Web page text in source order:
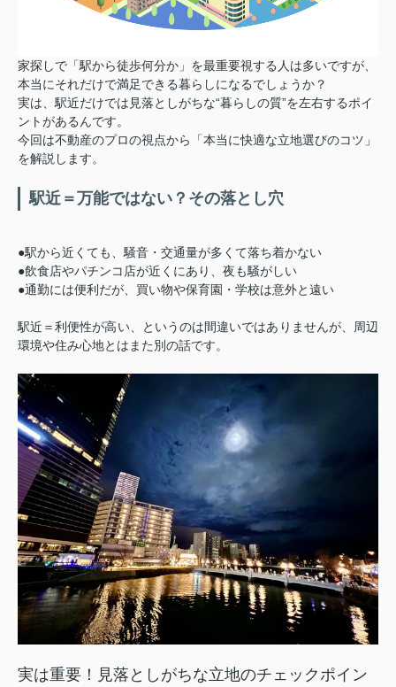
家探しで「駅から徒歩何分か」を最重要視する人は多いですが、
本当にそれだけで満足できる暮らしになるでしょうか？
実は、駅近だけでは見落としがちな“暮らしの質”を左右するポイ
ントがあるんです。
今回は不動産のプロの視点から「本当に快適な立地選びのコツ」
を解説します。
駅近＝万能ではない？その落とし穴
●駅から近くても、騒音・交通量が多くて落ち着かない
●飲食店やパチンコ店が近くにあり、夜も騒がしい
●通勤には便利だが、買い物や保育園・学校は意外と遠い
駅近＝利便性が高い、というのは間違いではありませんが、周辺
環境や住み心地とはまた別の話です。
実は重要！見落としがちな立地のチェックポイン